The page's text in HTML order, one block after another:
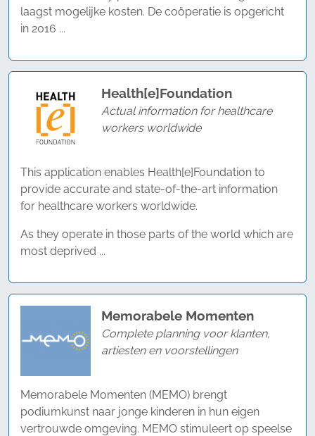
laagst mogelijke kosten. De coöperatie is opgericht
in 2016 ...
Health[e]Foundation
Actual information for healthcare
workers worldwide
This application enables Health[e]Foundation to
provide accurate and state-of-the-art information
for healthcare workers worldwide.
As they operate in those parts of the world which are
most deprived ...
Memorabele Momenten
Complete planning voor klanten,
artiesten en voorstellingen
Memorabele Momenten (MEMO) brengt
podiumkunst naar jonge kinderen in hun eigen
vertrouwde omgeving. MEMO stimuleert op speelse